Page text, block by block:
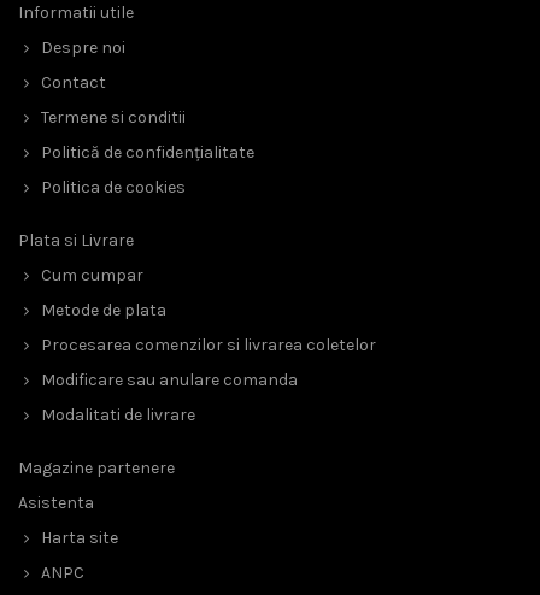
Informatii utile
Despre noi
Contact
Termene si conditii
Politică de confidențialitate
Politica de cookies
Plata si Livrare
Cum cumpar
Metode de plata
Procesarea comenzilor si livrarea coletelor
Modificare sau anulare comanda
Modalitati de livrare
Magazine partenere
Asistenta
Harta site
ANPC